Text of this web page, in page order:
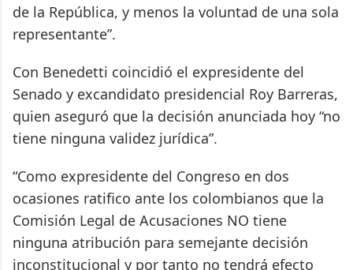
de la República, y menos la voluntad de una sola
representante”.
Con Benedetti coincidió el expresidente del
Senado y excandidato presidencial Roy Barreras,
quien aseguró que la decisión anunciada hoy “no
tiene ninguna validez jurídica”.
“Como expresidente del Congreso en dos
ocasiones ratifico ante los colombianos que la
Comisión Legal de Acusaciones NO tiene
ninguna atribución para semejante decisión
inconstitucional y por tanto no tendrá efecto